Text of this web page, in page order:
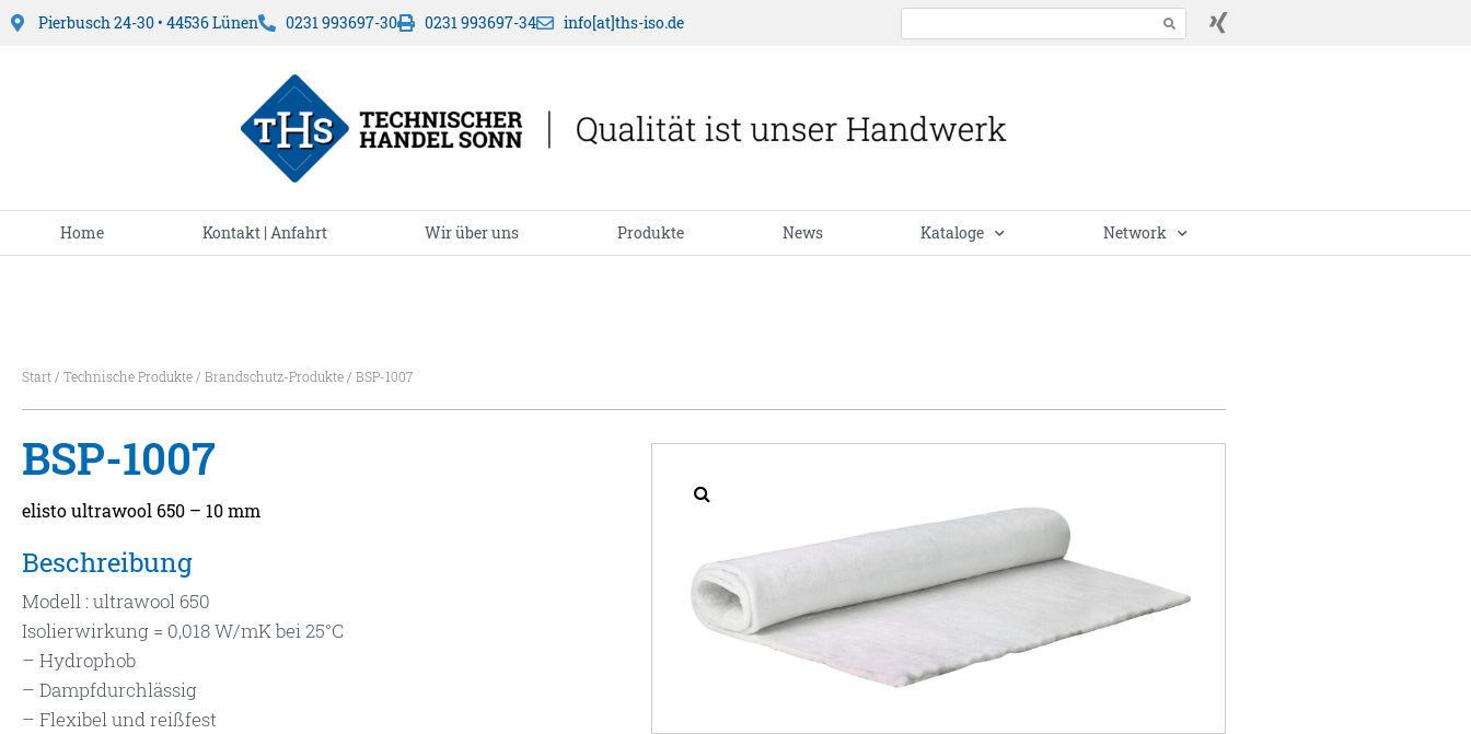
Pierbusch 24-30 • 44536 Lünen 0231 993697-30 0231 993697-34 info[at]ths-iso.de
Home Kontakt | Anfahrt Wir über uns Produkte News Kataloge Network
Start / Technische Produkte / Brandschutz-Produkte / BSP-1007
BSP-1007
elisto ultrawool 650 – 10 mm
Beschreibung
Modell : ultrawool 650
Isolierwirkung = 0,018 W/mK bei 25°C
– Hydrophob
– Dampfdurchlässig
– Flexibel und reißfest